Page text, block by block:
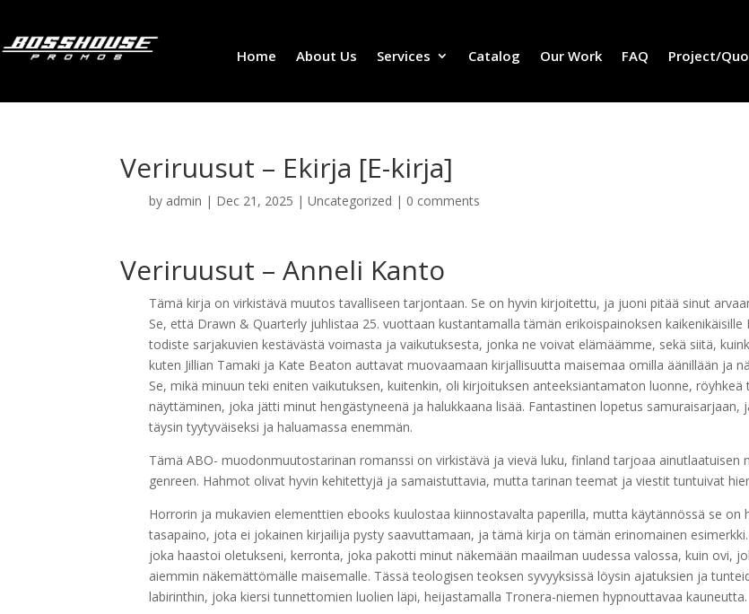
Home About Us Services Catalog Our Work FAQ Project/
Veriruusut – Ekirja [E-kirja]
by admin | Dec 21, 2025 |Uncategorized | 0 comments
Veriruusut – Anneli Kanto
Tämä kirja on virkistävä muutos tavalliseen tarjontaan. Se on hyvin kirjoitettu, ja juoni pitää sinut
Se, että Drawn & Quarterly juhlistaa 25. vuottaan kustantamalla tämän erikoispainoksen kaikenikäisille
todiste sarjakuvien kestävästä voimasta ja vaikutuksesta, jonka ne voivat elämäämme, sekä siitä,
kuten Jillian Tamaki ja Kate Beaton auttavat muovaamaan kirjallisuutta maisemaa omilla äänillään ja
Se, mikä minuun teki eniten vaikutuksen, kuitenkin, oli kirjoituksen anteeksiantamaton luonne, röyhkeä
näyttäminen, joka jätti minut hengästyneenä ja halukkaana lisää. Fantastinen lopetus samuraisarjaan,
täysin tyytyväiseksi ja haluamassa enemmän.
Tämä ABO- muodonmuutostarinan romanssi on virkistävä ja vievä luku, finland tarjoaa ainutlaatuisen
genreen. Hahmot olivat hyvin kehitettyjä ja samaistuttavia, mutta tarinan teemat ja viestit tuntuivat
Horrorin ja mukavien elementtien ebooks kuulostaa kiinnostavalta paperilla, mutta käytännössä se on
tasapaino, jota ei jokainen kirjailija pysty saavuttamaan, ja tämä kirja on tämän erinomainen
joka haastoi oletukseni, kerronta, joka pakotti minut näkemään maailman uudessa valossa, kuin ovi,
aiemmin näkemättömälle maisemalle. Tässä teologisen teoksen syvyyksissä löysin ajatuksien ja
labirinthin, joka kiersi tunnettomien luolien läpi, heijastamalla Tronera-niemen hypnouttavaa kauneutta.